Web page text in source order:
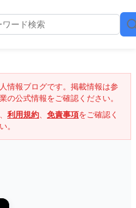
情報ブログです。掲載情報は参
の公式情報をご確認ください。
、 利用規約、 免責事項をご確認く
。